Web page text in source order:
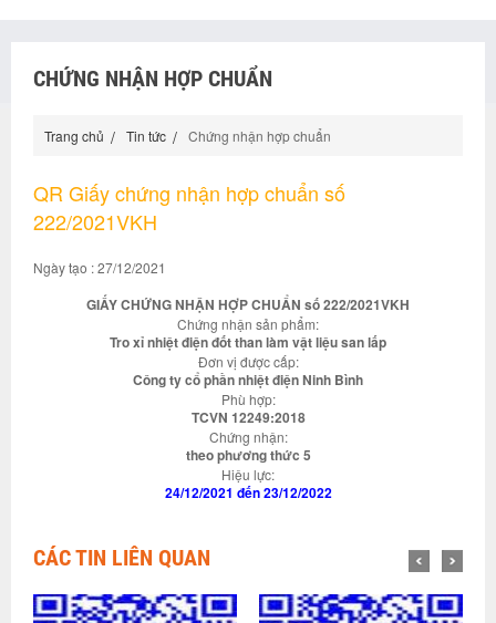
CHỨNG NHẬN HỢP CHUẨN
Trang chủ Tin tức Chứng nhận hợp chuẩn
QR Giấy chứng nhận hợp chuẩn số
222/2021VKH
Ngày tạo : 27/12/2021
GIẤY CHỨNG NHẬN HỢP CHUẨN số 222/2021VKH
Chứng nhận sản phẩm:
Tro xỉ nhiệt điện đốt than làm vật liệu san lấp
Đơn vị được cấp:
Công ty cổ phần nhiệt điện Ninh Bình
Phù hợp:
TCVN 12249:2018
Chứng nhận:
theo phương thức 5
Hiệu lực:
24/12/2021 đến 23/12/2022
CÁC TIN LIÊN QUAN